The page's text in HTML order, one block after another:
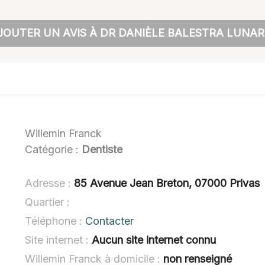
UN AVIS À DR DANIÈLE BALESTRA
Willemin Franck
Catégorie : Dentiste
Adresse : 85 Avenue Jean Breton, 07000 Privas
Quartier :
Téléphone : Contacter
Site internet : Aucun site internet connu
Willemin Franck à domicile : non renseigné